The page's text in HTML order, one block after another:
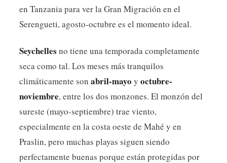
en Tanzania para ver la Gran Migración en el
Serengueti, agosto-octubre es el momento ideal.
Seychelles no tiene una temporada completamente
seca como tal. Los meses más tranquilos
climáticamente son abril-mayo y octubre-
noviembre, entre los dos monzones. El monzón del
sureste (mayo-septiembre) trae viento,
especialmente en la costa oeste de Mahé y en
Praslin, pero muchas playas siguen siendo
perfectamente buenas porque están protegidas por